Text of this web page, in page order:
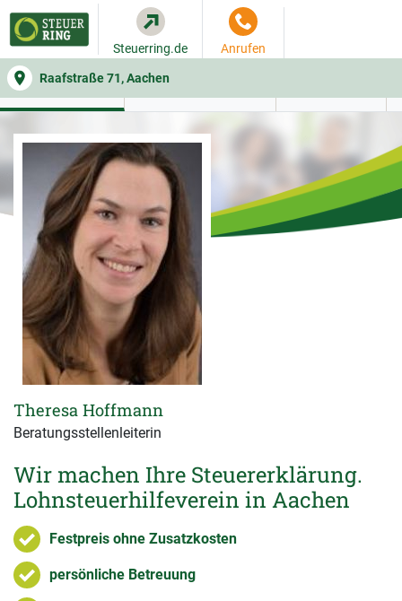
Raafstraße 71, Aachen
Steuerring.de Anrufen
WER SIE BERÄT BEITRAGSRECHNER
Wir machen Ihre Steuererklärung.
Lohnsteuerhilfeverein in Aachen
Festpreis ohne Zusatzkosten
persönliche Betreuung
Theresa Hoffmann
Beratungsstellenleiterin